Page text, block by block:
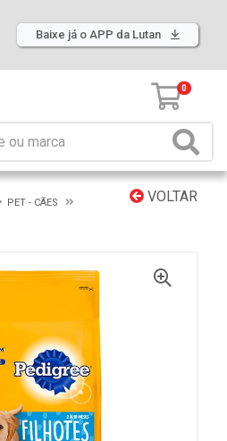
Baixe já o APP da Lutan
0
VOLTAR
PET - CÃES